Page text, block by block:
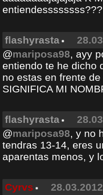
flashyrasta
@mariposa98, ayy
entiendo te he dicho
no estas en frente
SIGNIFICA MI
flashyrasta
@mariposa98, y no
tendras 13-14, eres
aparentas menos, y
Cyrvs